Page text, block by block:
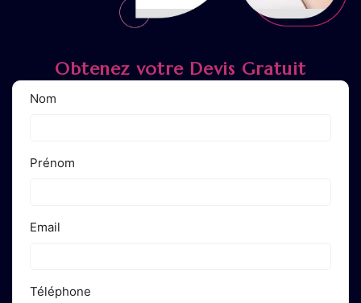
Obtenez votre Devis Gratuit